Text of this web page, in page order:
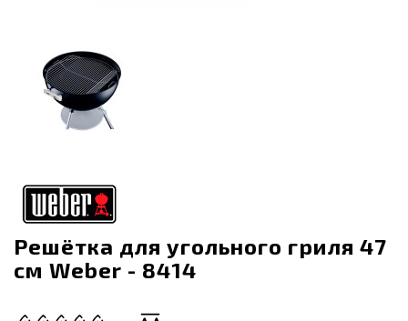
Решётка для угольного гриля 47
см Weber - 8414